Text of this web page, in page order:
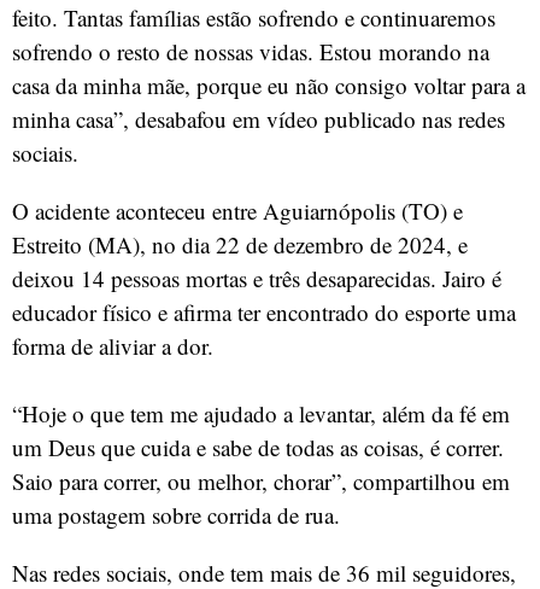
feito. Tantas famílias estão sofrendo e continuaremos
sofrendo o resto de nossas vidas. Estou morando na
casa da minha mãe, porque eu não consigo voltar para a
minha casa”, desabafou em vídeo publicado nas redes
sociais.
O acidente aconteceu entre Aguiarnópolis (TO) e
Estreito (MA), no dia 22 de dezembro de 2024, e
deixou 14 pessoas mortas e três desaparecidas. Jairo é
educador físico e afirma ter encontrado do esporte uma
forma de aliviar a dor.
“Hoje o que tem me ajudado a levantar, além da fé em
um Deus que cuida e sabe de todas as coisas, é correr.
Saio para correr, ou melhor, chorar”, compartilhou em
uma postagem sobre corrida de rua.
Nas redes sociais, onde tem mais de 36 mil seguidores,